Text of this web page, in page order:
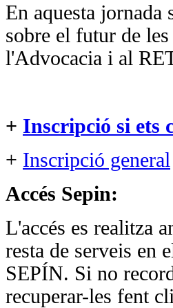
En aquesta jornada
sobre el futur de
l'Advocacia i al
+ Inscripció si ets
+ Inscripció general
Accés Sepin:
L'accés es realitza
resta de serveis en
SEPÍN. Si no
recuperar-les fent